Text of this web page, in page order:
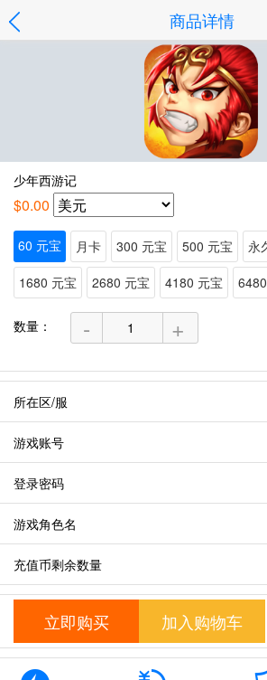
商品详情
少年西游记
$0.00
60 元宝 月卡 300 元宝 500 元宝 永
1680 元宝
2680 元宝 4180 元宝
数量： - +
所在区/服
游戏账号
登录密码
游戏角色名
充值币剩余数量
立即购买 加入购物车